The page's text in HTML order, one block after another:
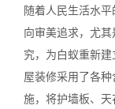
随着人民生活水
向审美追求，尤
究，为白蚁重新
屋装修采用了各
施，将护墙板、